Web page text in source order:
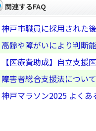
関連するFAQ
神戸市職員に採用された
高齢や障がいにより判断
【医療費助成】自立支援
障害者総合支援法につい
神戸マラソン2025 よくあ